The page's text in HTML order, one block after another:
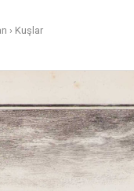
› Kuşlar